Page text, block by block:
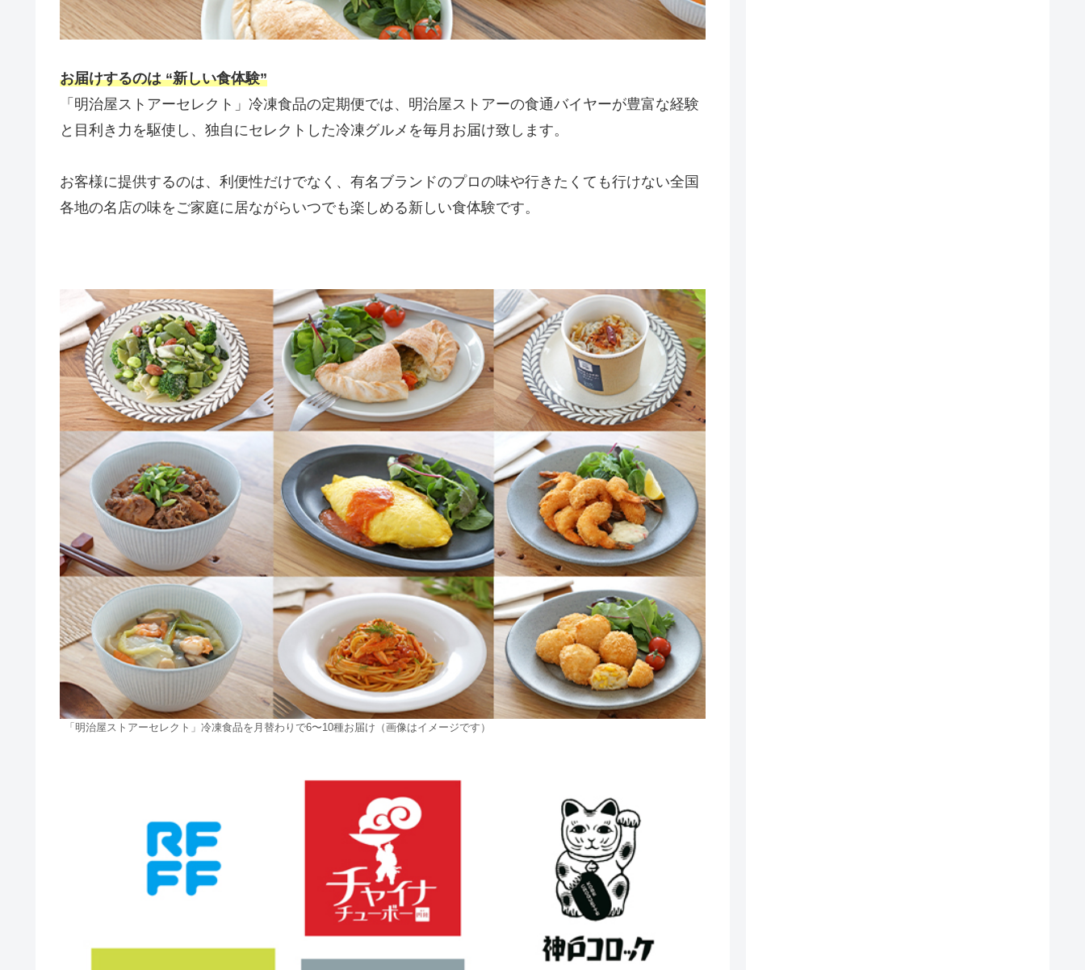
お届けするのは “新しい食体験”
「明治屋ストアーセレクト」冷凍食品の定期便では、明治屋ストアーの食通バイヤーが豊富な経験
と目利き力を駆使し、独自にセレクトした冷凍グルメを毎月お届け致します。
お客様に提供するのは、利便性だけでなく、有名ブランドのプロの味や行きたくても行けない全国
各地の名店の味をご家庭に居ながらいつでも楽しめる新しい食体験です。
「明治屋ストアーセレクト」冷凍食品を月替わりで6〜10種お届け（画像はイメージです）